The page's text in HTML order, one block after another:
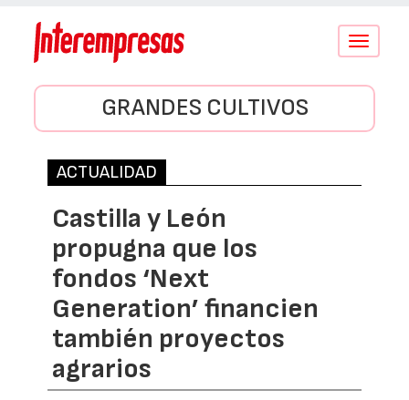
Conmutar
GRANDES CULTIVOS
ACTUALIDAD
Castilla y León
propugna que los
fondos ‘Next
Generation’ financien
también proyectos
agrarios